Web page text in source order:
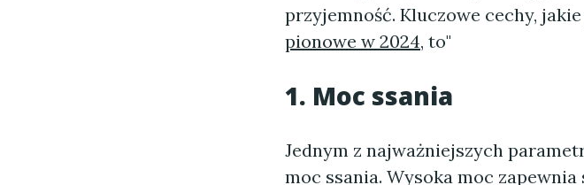
przyjemność. Kluczowe cechy,
pionowe w 2024, to"
1. Moc ssania
Jednym z najważniejszych
moc ssania. Wysoka moc